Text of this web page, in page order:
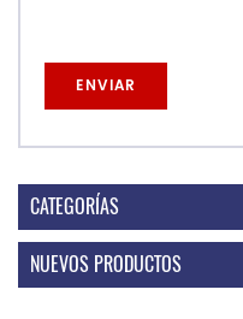
CATEGORÍAS
NUEVOS PRODUCTOS